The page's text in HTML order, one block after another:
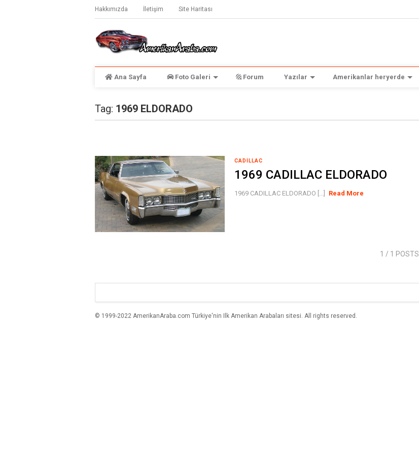
Hakkımızda İletişim Site Haritası
Ana Sayfa Foto Galeri Forum Yazılar Amerikanlar heryerde
Tag: 1969 ELDORADO
CADILLAC
1969 CADILLAC ELDORADO
1969 CADILLAC ELDORADO [...] Read More
1 / 1 POSTS
© 1999-2022 AmerikanAraba.com Türkiye'nin Ilk Amerikan Arabaları sitesi. All rights reserved.